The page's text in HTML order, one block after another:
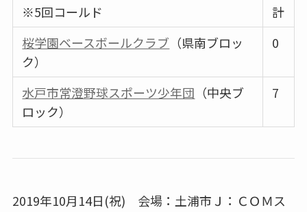
※5回コールド
計
桜学園ベースボールクラブ （県南ブロッ
ク）
0
水戸市常澄野球スポーツ少年団 （中央ブ
ロック）
7
2019年10月14日(祝) 会場：土浦市Ｊ：ＣＯＭス